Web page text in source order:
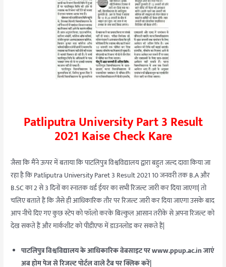
Patliputra University Part 3 Result
2021 Kaise Check Kare
जैसा कि मैंने ऊपर में बताया कि पाटलिपुत्र विश्वविद्यालय द्वारा बहुत जल्द दावा किया जा
रहा है कि Patliputra University Paret 3 Result 2021 10 जनवरी तक B.A और
B.SC का 2 से 3 दिनों का स्नातक थर्ड ईयर का सभी रिजल्ट जारी कर दिया जाएगा| तो
चलिए बताते हैं कि जैसे ही आधिकारिक तौर पर रिजल्ट जारी कर दिया जाएगा उसके बाद
आप नीचे दिए गए कुछ स्टेप को फॉलो करके बिल्कुल आसान तरीके से अपना रिजल्ट को
देख सकते हैं और मार्कशीट को पीडीएफ में डाउनलोड कर सकते हैं|
पाटलिपुत्र विश्वविद्यालय के आधिकारिक वेबसाइट पर www.ppup.ac.in जाएं
अब होम पेज से रिजल्ट पोर्टल वाले टैब पर क्लिक करें|